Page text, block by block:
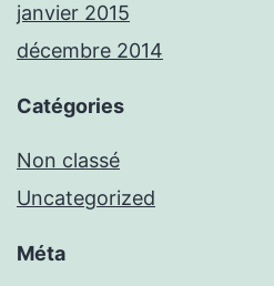
janvier 2015
décembre 2014
Catégories
Non classé
Uncategorized
Méta